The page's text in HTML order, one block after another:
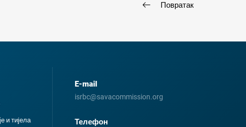
Повратак
и тиjела
E-mail
isrbc@savacommission.org
Телефон